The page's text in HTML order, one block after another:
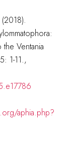
Ventania
1-11.,
aphia.php?